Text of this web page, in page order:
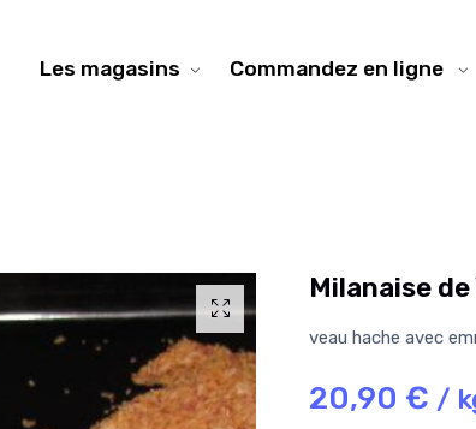
Les magasins Commandez en ligne
Milanaise de
veau hache avec
20,90 € /